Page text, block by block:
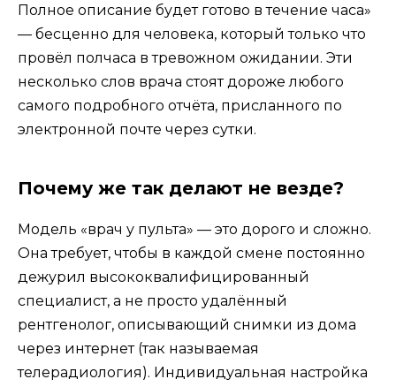
Полное описание будет готово в течение часа»
— бесценно для человека, который только что
провёл полчаса в тревожном ожидании. Эти
несколько слов врача стоят дороже любого
самого подробного отчёта, присланного по
электронной почте через сутки.
Почему же так делают не везде?
Модель «врач у пульта» — это дорого и сложно.
Она требует, чтобы в каждой смене постоянно
дежурил высококвалифицированный
специалист, а не просто удалённый
рентгенолог, описывающий снимки из дома
через интернет (так называемая
телерадиология). Индивидуальная настройка